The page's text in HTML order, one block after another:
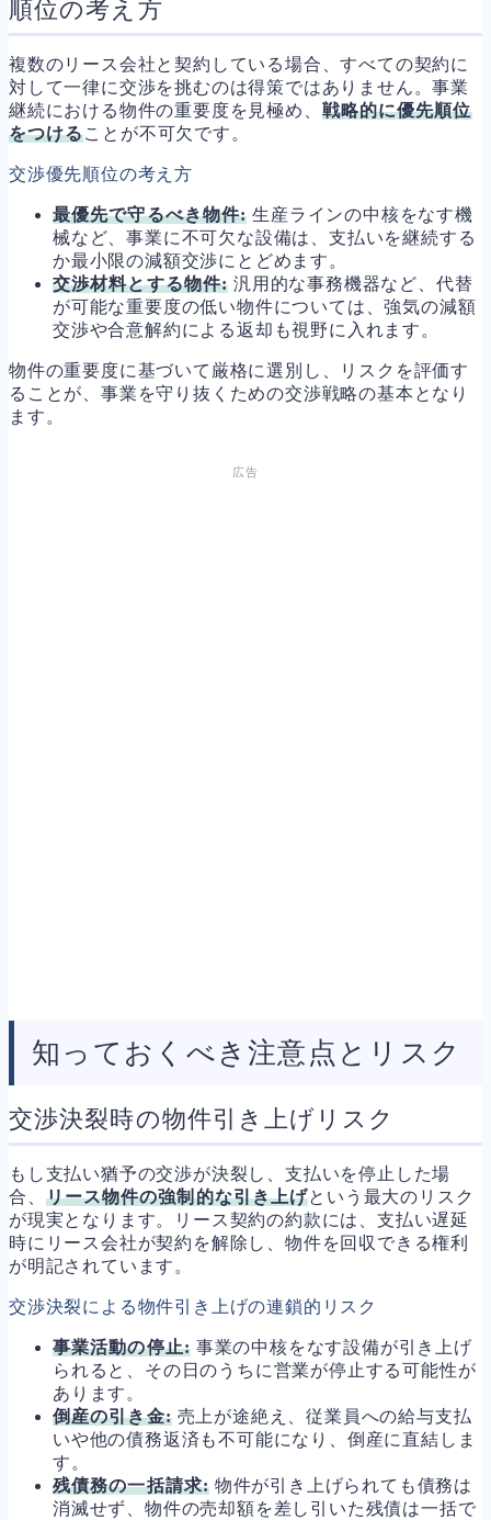
順位の考え方
複数のリース会社と契約している場合、すべての契約に
対して一律に交渉を挑むのは得策ではありません。事業
継続における物件の重要度を見極め、 戦略的に優先順位
をつけることが不可欠です。
交渉優先順位の考え方
最優先で守るべき物件: 生産ラインの中核をなす機
械など、事業に不可欠な設備は、支払いを継続する
か最小限の減額交渉にとどめます。
交渉材料とする物件: 汎用的な事務機器など、代替
が可能な重要度の低い物件については、強気の減額
交渉や合意解約による返却も視野に入れます。
物件の重要度に基づいて厳格に選別し、リスクを評価す
ることが、事業を守り抜くための交渉戦略の基本となり
ます。
広告
知っておくべき注意点とリスク
交渉決裂時の物件引き上げリスク
もし支払い猶予の交渉が決裂し、支払いを停止した場
合、 リース物件の強制的な引き上げという最大のリスク
が現実となります。リース契約の約款には、支払い遅延
時にリース会社が契約を解除し、物件を回収できる権利
が明記されています。
交渉決裂による物件引き上げの連鎖的リスク
事業活動の停止:事業の中核をなす設備が引き上げ
られると、その日のうちに営業が停止する可能性が
あります。
倒産の引き金:売上が途絶え、従業員への給与支払
いや他の債務返済も不可能になり、倒産に直結しま
す。
残債務の一括請求: 物件が引き上げられても債務は
消滅せず、物件の売却額を差し引いた残債は一括で